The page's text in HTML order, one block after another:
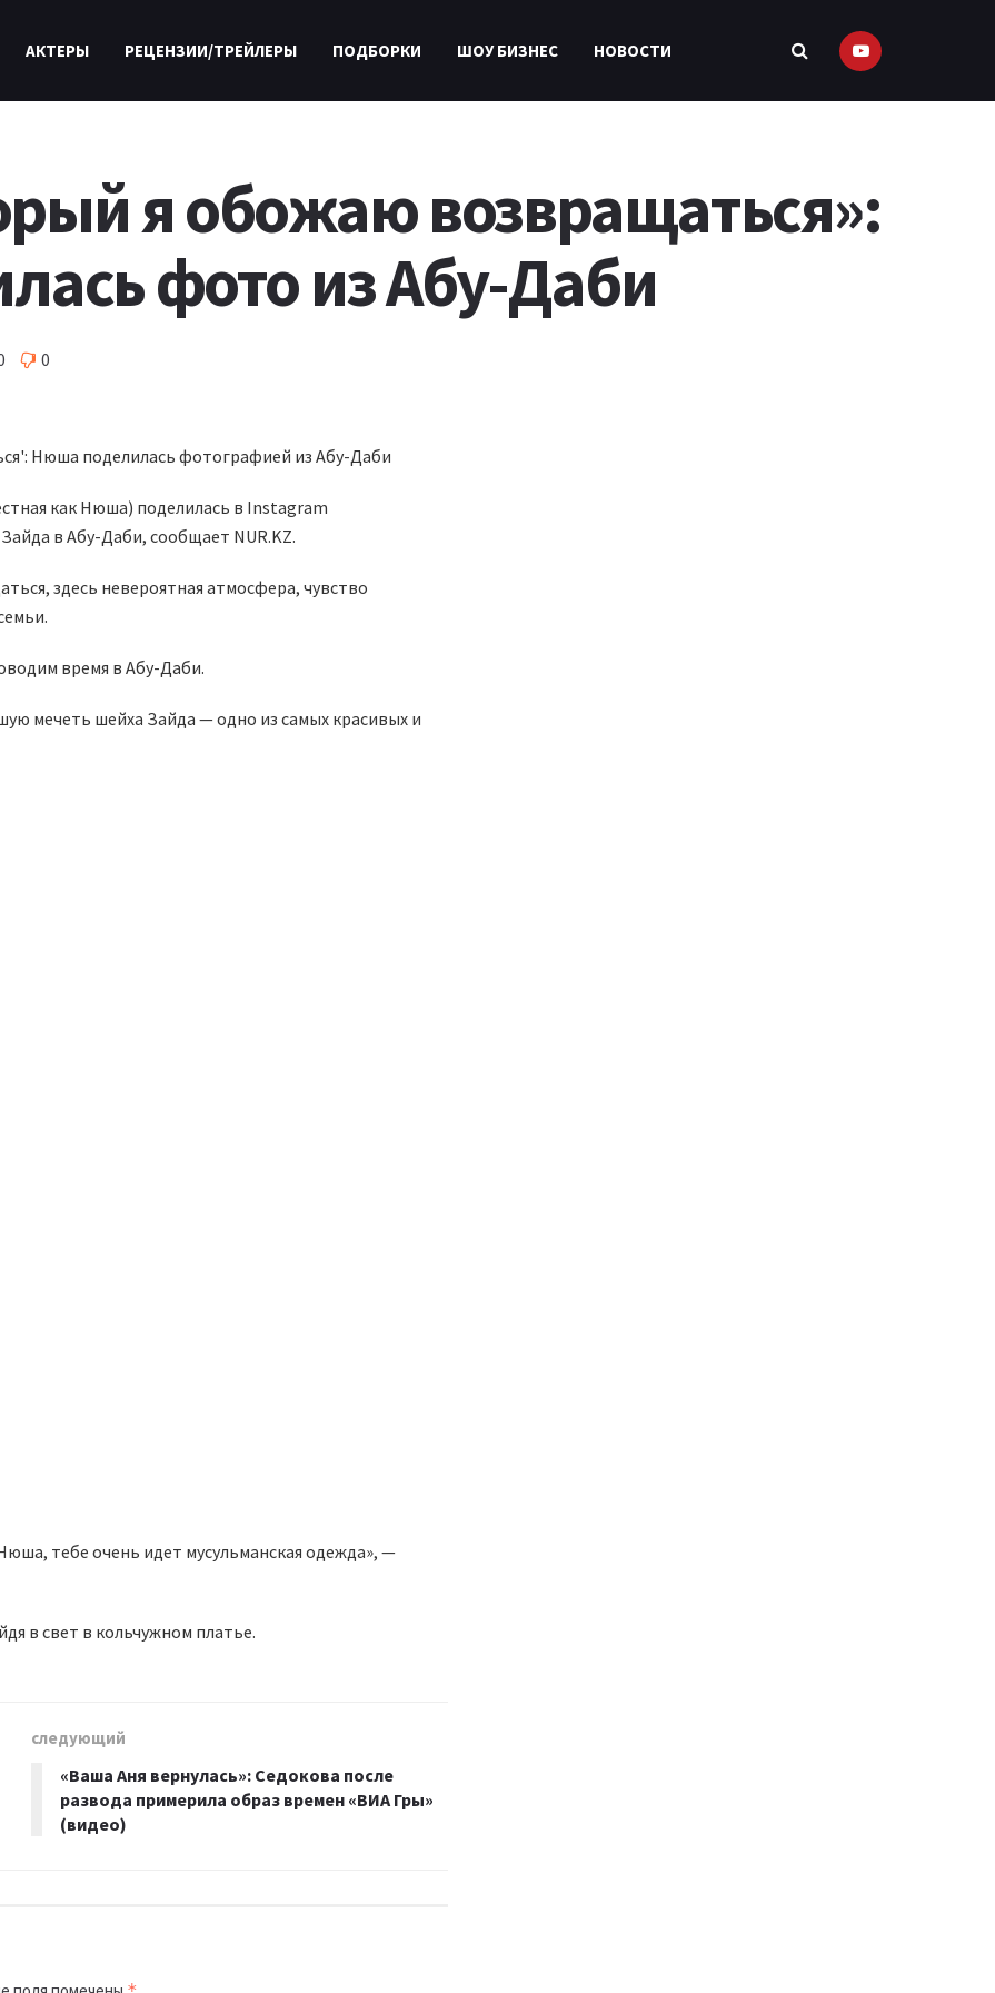
АКТЕРЫ РЕЦЕНЗИИ/ТРЕЙЛЕРЫ ПОДБОРКИ ШОУ БИЗНЕС НОВОСТИ
я обожаю возвращаться»:
фото из Абу-Даби
0
как Нюша) поделилась в Instagram
в Абу-Даби, сообщает NUR.KZ.
здесь невероятная атмосфера, чувство
время в Абу-Даби.
мечеть шейха Зайда — одно из самых красивых и
тебе очень идет мусульманская одежда», —
в свет в кольчужном платье.
следующий
«Ваша Аня вернулась»: Седокова после
развода примерила образ времен «ВИА Гры»
(видео)